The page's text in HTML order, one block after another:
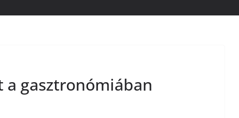
gasztronómiában